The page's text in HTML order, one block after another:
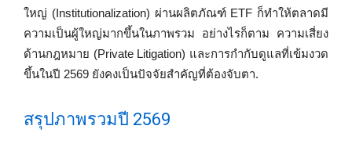
ใหญ่ (Institutionalization) ผ่านผลิตภัณฑ์ ETF ก็ทำให้ตลาดมี
ความเป็นผู้ใหญ่มากขึ้นในภาพรวม อย่างไรก็ตาม ความเสี่ยง
ด้านกฎหมาย (Private Litigation) และการกำกับดูแลที่เข้มงวด
ขึ้นในปี 2569 ยังคงเป็นปัจจัยสำคัญที่ต้องจับตา.
สรุปภาพรวมปี 2569